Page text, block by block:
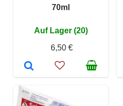
70ml
Auf Lager (20)
6,50 €